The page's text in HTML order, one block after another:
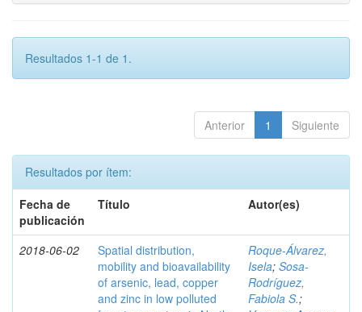
Resultados 1-1 de 1.
Anterior 1 Siguiente
Resultados por ítem:
Fecha de
publicación
Título Autor(es)
2018-06-02
Spatial distribution,
mobility and bioavailability
of arsenic, lead, copper
and zinc in low polluted
Roque-Álvarez,
Isela; Sosa-
Rodríguez,
Fabiola S.;